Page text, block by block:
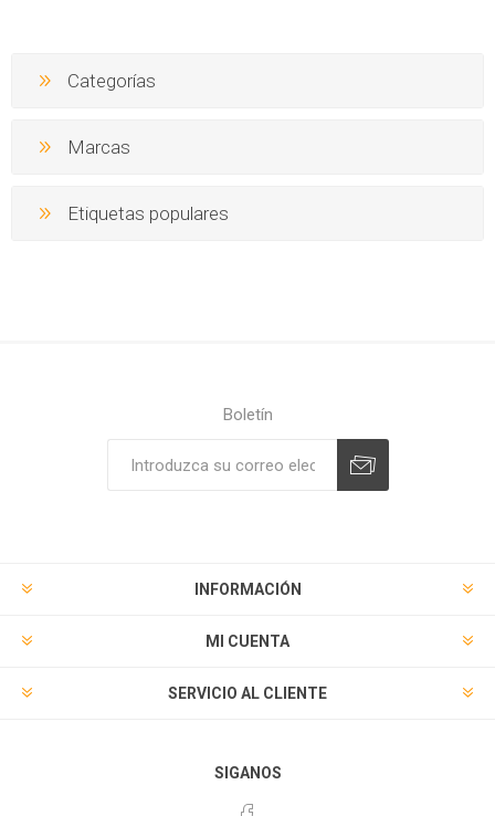
Categorías
Marcas
Etiquetas populares
Boletín
INFORMACIÓN
MI CUENTA
SERVICIO AL CLIENTE
SIGANOS